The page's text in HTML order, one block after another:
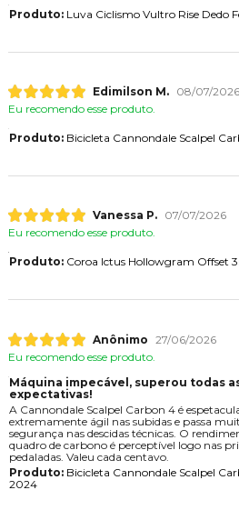
Produto:Luva Ciclismo Vultro Rise Dedo
Edimilson M.
08/07/2026
Eu recomendo esse produto.
Produto:Bicicleta Cannondale Scalpel
Vanessa P.
07/07/2026
Eu recomendo esse produto.
Produto:Coroa Ictus Hollowgram Offset
Anônimo 27/06/2026
Eu recomendo esse produto.
Máquina impecável, superou todas
expectativas!
A Cannondale Scalpel Carbon 4 é
extremamente ágil nas subidas e passa
segurança nas descidas técnicas. O
quadro de carbono é perceptível logo nas
pedaladas. Valeu cada centavo.
Produto:Bicicleta Cannondale Scalpel
2024